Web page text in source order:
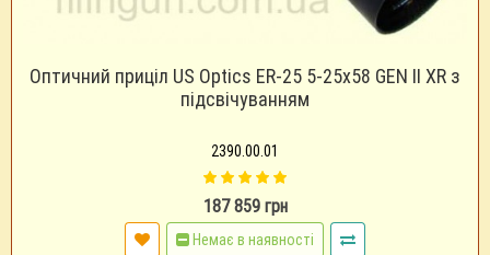
Оптичний приціл US Optics ER-25 5-25x58 GEN II XR з
підсвічуванням
2390.00.01
187 859 грн
Немає в наявності